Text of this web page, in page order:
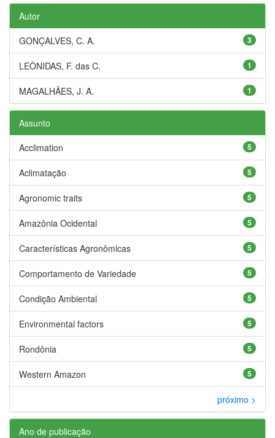
Autor
3
GONÇALVES, C. A.
1
LEÔNIDAS, F. das C.
1
MAGALHÃES, J. A.
Assunto
5
Acclimation
5
Aclimatação
5
Agronomic traits
5
Amazônia Ocidental
5
Características Agronômicas
5
Comportamento de Variedade
5
Condição Ambiental
5
Environmental factors
5
Rondônia
5
Western Amazon
próximo >
Ano de publicação